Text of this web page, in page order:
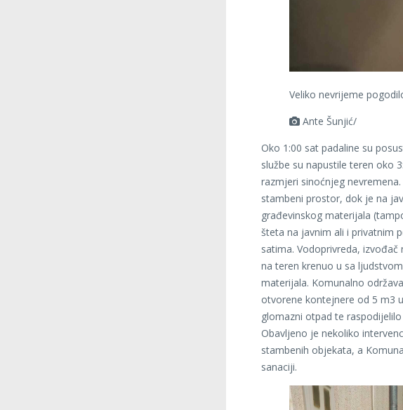
Veliko nevrijeme
Ante Šunjić/
Oko 1:00 sat padaline su
službe su napustile teren oko
razmjeri sinoćnjeg
stambeni prostor, dok je na
građevinskog materijala
šteta na javnim ali i privatnim
satima. Vodoprivreda,
na teren krenuo u sa
materijala. Komunalno
otvorene kontejnere od 5 m3
glomazni otpad te
Obavljeno je nekoliko
stambenih objekata, a
sanaciji.